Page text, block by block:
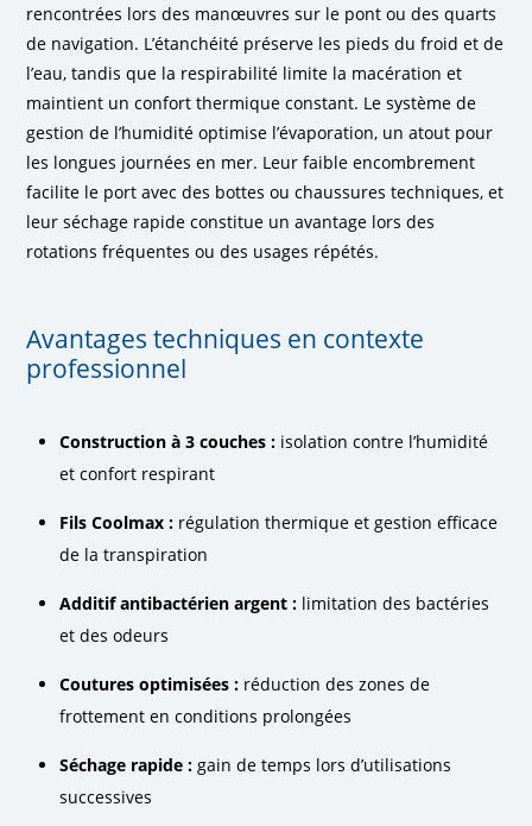
rencontrées lors des manœuvres sur le pont ou des quarts
de navigation. L’étanchéité préserve les pieds du froid et de
l’eau, tandis que la respirabilité limite la macération et
maintient un confort thermique constant. Le système de
gestion de l’humidité optimise l’évaporation, un atout pour
les longues journées en mer. Leur faible encombrement
facilite le port avec des bottes ou chaussures techniques, et
leur séchage rapide constitue un avantage lors des
rotations fréquentes ou des usages répétés.
Avantages techniques en contexte
professionnel
Construction à 3 couches : isolation contre l’humidité
et confort respirant
Fils Coolmax : régulation thermique et gestion efficace
de la transpiration
Additif antibactérien argent : limitation des bactéries
et des odeurs
Coutures optimisées : réduction des zones de
frottement en conditions prolongées
Séchage rapide : gain de temps lors d’utilisations
successives